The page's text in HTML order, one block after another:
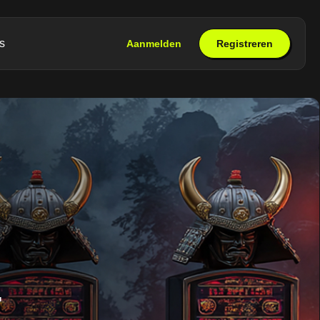
Aanmelden Registreren